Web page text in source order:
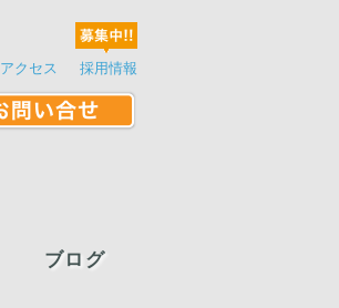
ブログ
アクセス 採用情報